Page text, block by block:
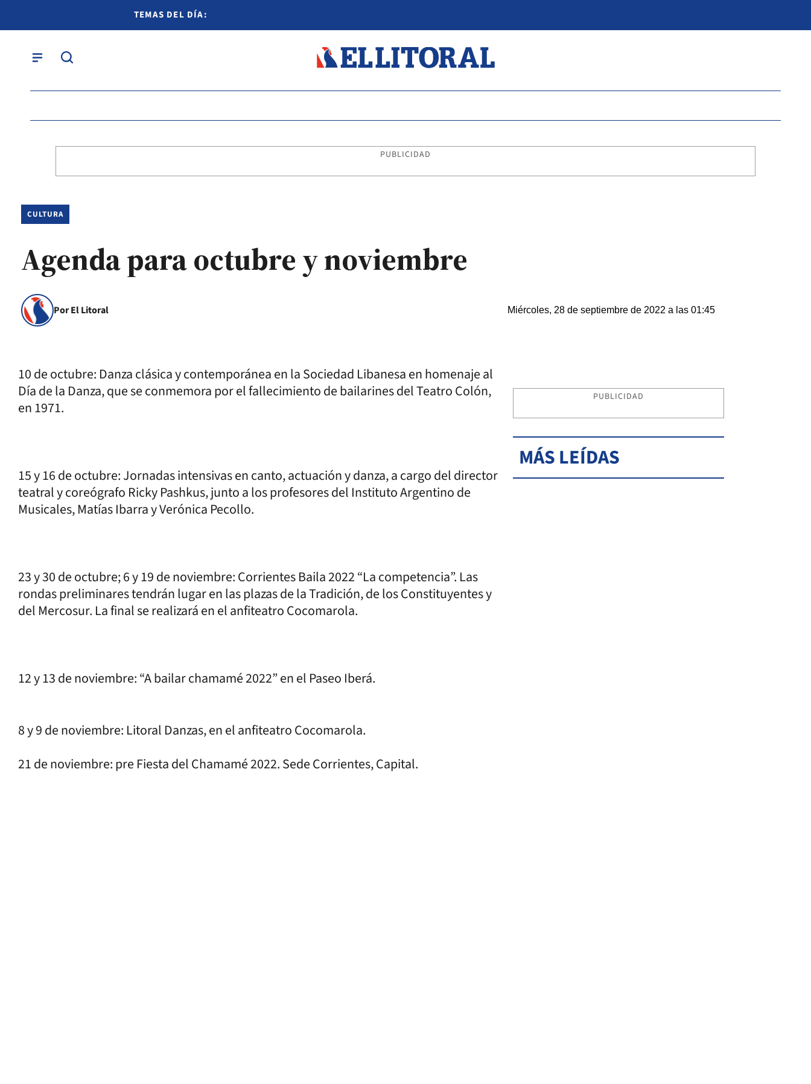
TEMAS DEL DÍA:
PUBLICIDAD
CULTURA
Agenda para octubre y noviembre
Por El Litoral Miércoles, 28 de septiembre de 2022 a las 01:45
10 de octubre: Danza clásica y contemporánea en la Sociedad Libanesa en homenaje al
Día de la Danza, que se conmemora por el fallecimiento de bailarines del Teatro Colón,
en 1971.
15 y 16 de octubre: Jornadas intensivas en canto, actuación y danza, a cargo del director
teatral y coreógrafo Ricky Pashkus, junto a los profesores del Instituto Argentino de
Musicales, Matías Ibarra y Verónica Pecollo.
23 y 30 de octubre; 6 y 19 de noviembre: Corrientes Baila 2022 “La competencia”. Las
rondas preliminares tendrán lugar en las plazas de la Tradición, de los Constituyentes y
del Mercosur. La final se realizará en el anfiteatro Cocomarola.
12 y 13 de noviembre: “A bailar chamamé 2022” en el Paseo Iberá.
8 y 9 de noviembre: Litoral Danzas, en el anfiteatro Cocomarola.
21 de noviembre: pre Fiesta del Chamamé 2022. Sede Corrientes, Capital.
PUBLICIDAD
MÁS LEÍDAS